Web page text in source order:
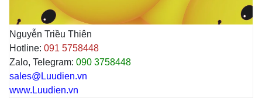
Nguyễn Triều Thiên
Hotline: 091 5758448
Zalo, Telegram: 090 3758448
sales@Luudien.vn
www.Luudien.vn